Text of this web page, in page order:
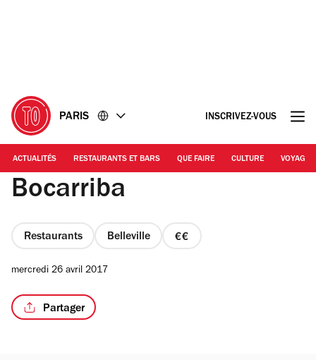
PARIS INSCRIVEZ-VOUS
ACTUALITÉS RESTAURANTS ET BARS QUE FAIRE CULTURE VOYAGE
Bocarriba
Restaurants Belleville
prix
mercredi 26 avril 2017
Partager